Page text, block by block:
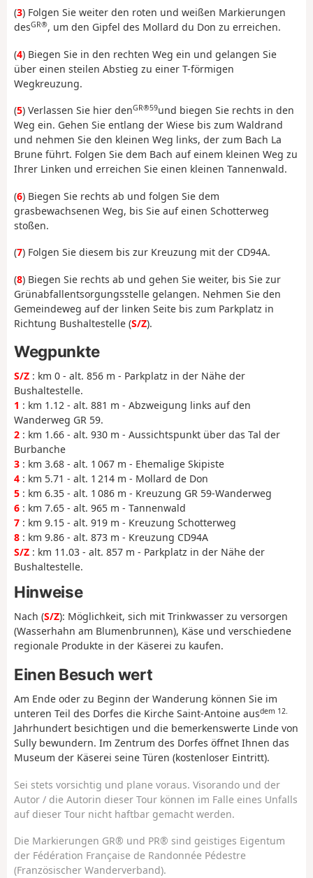
(3) Folgen Sie weiter den roten und weißen Markierungen
desGR®, um den Gipfel des Mollard du Don zu erreichen.
(4) Biegen Sie in den rechten Weg ein und gelangen Sie
über einen steilen Abstieg zu einer T-förmigen
Wegkreuzung.
(5) Verlassen Sie hier denGR®59und biegen Sie rechts in den
Weg ein. Gehen Sie entlang der Wiese bis zum Waldrand
und nehmen Sie den kleinen Weg links, der zum Bach La
Brune führt. Folgen Sie dem Bach auf einem kleinen Weg zu
Ihrer Linken und erreichen Sie einen kleinen Tannenwald.
(6) Biegen Sie rechts ab und folgen Sie dem
grasbewachsenen Weg, bis Sie auf einen Schotterweg
stoßen.
(7) Folgen Sie diesem bis zur Kreuzung mit der CD94A.
(8) Biegen Sie rechts ab und gehen Sie weiter, bis Sie zur
Grünabfallentsorgungsstelle gelangen. Nehmen Sie den
Gemeindeweg auf der linken Seite bis zum Parkplatz in
Richtung Bushaltestelle (S/Z).
Wegpunkte
S/Z : km 0 - alt. 856 m - Parkplatz in der Nähe der
Bushaltestelle.
1 : km 1.12 - alt. 881 m - Abzweigung links auf den
Wanderweg GR 59.
2 : km 1.66 - alt. 930 m - Aussichtspunkt über das Tal der
Burbanche
3 : km 3.68 - alt. 1 067 m - Ehemalige Skipiste
4 : km 5.71 - alt. 1 214 m - Mollard de Don
5 : km 6.35 - alt. 1 086 m - Kreuzung GR 59-Wanderweg
6 : km 7.65 - alt. 965 m - Tannenwald
7 : km 9.15 - alt. 919 m - Kreuzung Schotterweg
8 : km 9.86 - alt. 873 m - Kreuzung CD94A
S/Z : km 11.03 - alt. 857 m - Parkplatz in der Nähe der
Bushaltestelle.
Hinweise
Nach (S/Z): Möglichkeit, sich mit Trinkwasser zu versorgen
(Wasserhahn am Blumenbrunnen), Käse und verschiedene
regionale Produkte in der Käserei zu kaufen.
Einen Besuch wert
Am Ende oder zu Beginn der Wanderung können Sie im
unteren Teil des Dorfes die Kirche Saint-Antoine ausdem 12.
Jahrhundert besichtigen und die bemerkenswerte Linde von
Sully bewundern. Im Zentrum des Dorfes öffnet Ihnen das
Museum der Käserei seine Türen (kostenloser Eintritt).
Sei stets vorsichtig und plane voraus. Visorando und der
Autor / die Autorin dieser Tour können im Falle eines Unfalls
auf dieser Tour nicht haftbar gemacht werden.
Die Markierungen GR® und PR® sind geistiges Eigentum
der Fédération Française de Randonnée Pédestre
(Französischer Wanderverband).